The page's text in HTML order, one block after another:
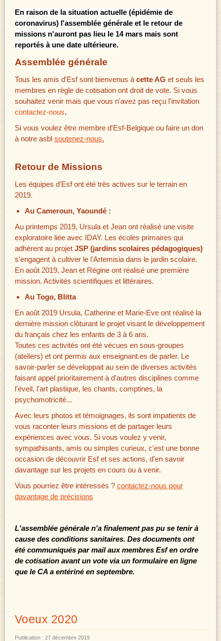
En raison de la situation actuelle (épidémie de
coronavirus) l'assemblée générale et le retour de
missions n'auront pas lieu le 14 mars mais sont
reportés à une date ultérieure.
Assemblée générale
Tous les amis d'Esf sont bienvenus à cette AG et seuls les
membres en règle de cotisation ont droit de vote. Si vous
souhaitez venir mais que vous n'avez pas reçu l'invitation
contactez-nous.
Si vous voulez être membre d'Esf-Belgique ou faire un don
à notre asbl soutenez-nous.
Retour de Missions
Les équipes d'Esf ont été très actives sur le terrain en
2019.
Au Cameroun, Yaoundé :
Au printemps 2019, Ursula et Jean ont réalisé une visite
exploratoire liée avec IDAY. Les écoles primaires qui
adhèrent au projet JSP (jardins scolaires pédagogiques)
s'engagent à cultiver le l'Artemisia dans le jardin scolaire.
En août 2019, Jean et Régine ont réalisé une première
mission. Activités scientifiques et littéraires.
Au Togo, Blitta
En août 2019 Ursula, Catherine et Marie-Eve ont réalisé la
dernière mission clôturant le projet visant le développement
du français chez les enfants de 3 à 6 ans.
Toutes ces activités ont été vécues en sous-groupes
(ateliers) et ont permis aux enseignant.es de parler. Le
savoir-parler se développait au sein de diverses activités
faisant appel prioritairement à d'autres disciplines comme
l'éveil, l'art plastique, les chants, comptines, la
psychomotricité...
Avec leurs photos et témoignages, ils sont impatients de
vous raconter leurs missions et de partager leurs
expériences avec vous. Si vous voulez y venir,
sympathisants, amis ou simples curieux, c'est une bonne
occasion de découvrir Esf et ses actions, d'en savoir
davantage sur les projets en cours ou à venir.
Vous pourriez être intéressés ? contactez-nous pour
davantage de précisions
L'assemblée générale n'a finalement pas pu se tenir à
cause des conditions sanitaires. Des documents ont
été communiqués par mail aux membres Esf en ordre
de cotisation avant un vote via un formulaire en ligne
que le CA a entériné en septembre.
Voeux 2020
Publication : 27 décembre 2019